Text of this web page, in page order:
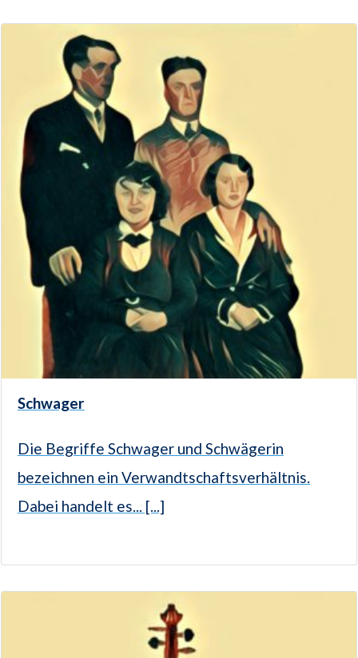
Schwager
Die Begriffe Schwager und Schwägerin
bezeichnen ein Verwandtschaftsverhältnis.
Dabei handelt es... [...]